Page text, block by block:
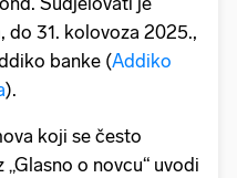
do 31. kolovoza 2025.,
banke (Addiko
).
koji se često
o novcu“ uvodi